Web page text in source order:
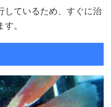
しているため、すぐに治
。